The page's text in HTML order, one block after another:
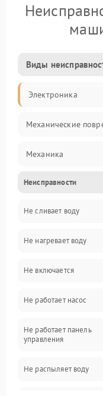
Виды
Электроника
Механические
Механика
Управление
Электропитание
Датчики
Нагрев
Вода
Гигиена
Программное
Неисправности
Не сливает воду
Не нагревает воду
Не включается
Не работает насос
Не работает панель
управления
Не распыляет воду